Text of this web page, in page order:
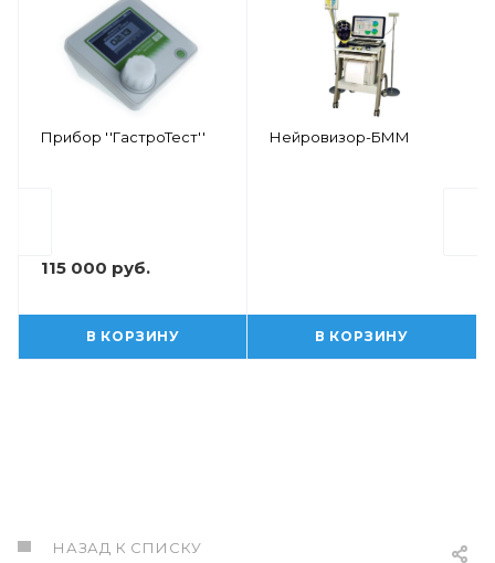
Прибор ''ГастроТест''
115 000 руб.
В КОРЗИНУ
Нейровизор-БММ
В КОРЗИНУ
НАЗАД К СПИСКУ